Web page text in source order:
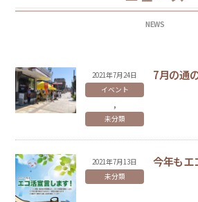
NEWS
2021年7月24日
イベント
,
未分類
7月の通
2021年7月 13日
未分類
今年もエ